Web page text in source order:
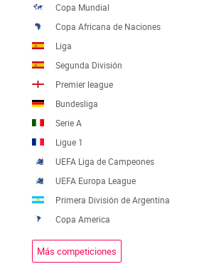
Copa Mundial
Copa Africana de Naciones
Liga
Segunda División
Premier league
Bundesliga
Serie A
Ligue 1
UEFA Liga de Campeones
UEFA Europa League
Primera División de Argentina
Copa America
Más competiciones